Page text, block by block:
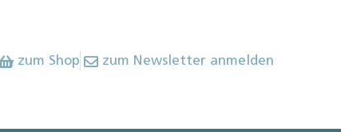
zum Shop zum Newsletter anmelden